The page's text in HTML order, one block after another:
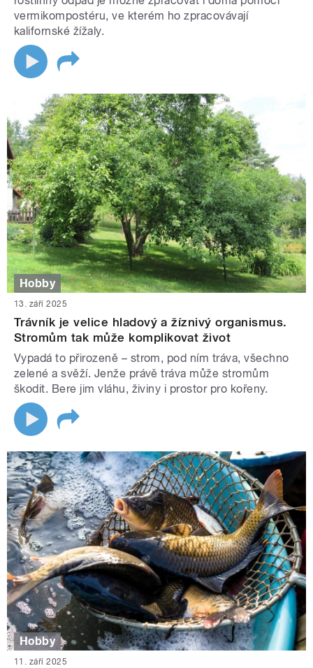
vermikompostéru, ve kterém ho zpracovávají
kalifornské žížaly.
Hobby
13. září 2025
Trávník je velice hladový a žíznivý organismus.
Stromům tak může komplikovat život
Vypadá to přirozeně – strom, pod ním tráva, všechno
zelené a svěží. Jenže právě tráva může stromům
škodit. Bere jim vláhu, živiny i prostor pro kořeny.
Hobby
11. září 2025